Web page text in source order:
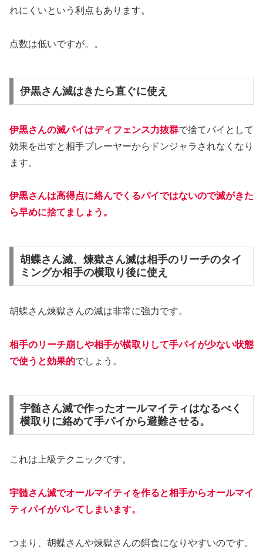
れにくいという利点もあります。
点数は低いですが。。
伊黒さん滅はきたら直ぐに使え
伊黒さんの滅パイはディフェンス力抜群で捨てパイとして
効果を出すと相手プレーヤーからドンジャラされなくなり
ます。
伊黒さんは高得点に絡んでくるパイではないので滅がきた
ら早めに捨てましょう。
胡蝶さん滅、煉獄さん滅は相手のリーチのタイ
ミングか相手の横取り後に使え
胡蝶さん煉獄さんの滅は非常に強力です。
相手のリーチ崩しや相手が横取りして手パイが少ない状態
で使うと効果的でしょう。
宇髄さん滅で作ったオールマイティはなるべく
横取りに絡めて手パイから避難させる。
これは上級テクニックです。
宇髄さん滅でオールマイティを作ると相手からオールマイ
ティパイがバレてしまいます。
つまり、胡蝶さんや煉獄さんの餌食になりやすいのです。